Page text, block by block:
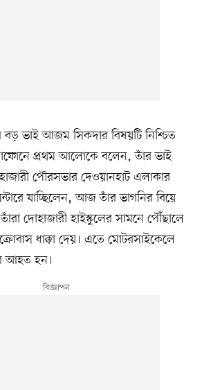
বড় ভাই আজম সিকদার বিষয়টি নিশ্চিত
প্রথম আলোকে বলেন, তাঁর ভাই
পৌরসভার দেওয়ানহাট এলাকার
যাচ্ছিলেন, আজ তাঁর ভাগনির বিয়ে
দোহাজারী হাইস্কুলের সামনে পৌঁছালে
ধাক্কা দেয়। এতে মোটরসাইকেলে
আহত হন।